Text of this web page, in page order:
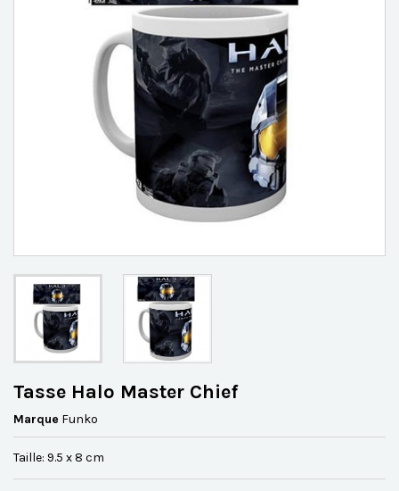
Tasse Halo Master Chief
Marque Funko
Taille: 9.5 x 8 cm